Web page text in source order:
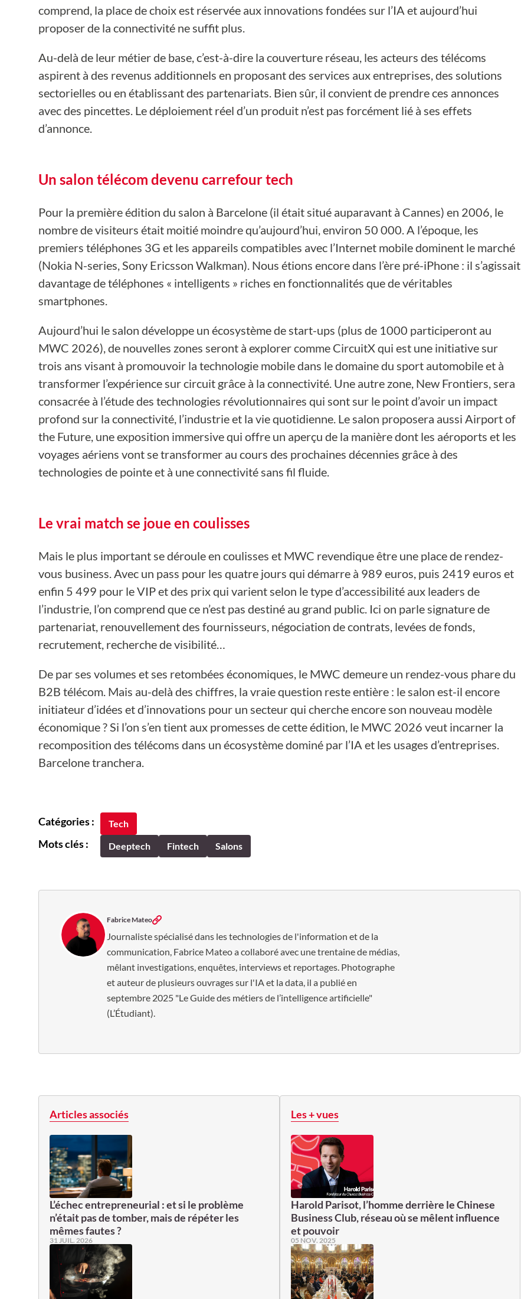
comprend, la place de choix est réservée aux innovations fondées sur l’IA et aujourd’hui
proposer de la connectivité ne suffit plus.
Au-delà de leur métier de base, c’est-à-dire la couverture réseau, les acteurs des télécoms
aspirent à des revenus additionnels en proposant des services aux entreprises, des solutions
sectorielles ou en établissant des partenariats. Bien sûr, il convient de prendre ces annonces
avec des pincettes. Le déploiement réel d’un produit n’est pas forcément lié à ses effets
d’annonce.
Un salon télécom devenu carrefour tech
Pour la première édition du salon à Barcelone (il était situé auparavant à Cannes) en 2006, le
nombre de visiteurs était moitié moindre qu’aujourd’hui, environ 50 000. A l’époque, les
premiers téléphones 3G et les appareils compatibles avec l’Internet mobile dominent le marché
(Nokia N-series, Sony Ericsson Walkman). Nous étions encore dans l’ère pré-iPhone : il s’agissait
davantage de téléphones « intelligents » riches en fonctionnalités que de véritables
smartphones.
Aujourd’hui le salon développe un écosystème de start-ups (plus de 1000 participeront au
MWC 2026), de nouvelles zones seront à explorer comme CircuitX qui est une initiative sur
trois ans visant à promouvoir la technologie mobile dans le domaine du sport automobile et à
transformer l’expérience sur circuit grâce à la connectivité. Une autre zone, New Frontiers, sera
consacrée à l’étude des technologies révolutionnaires qui sont sur le point d’avoir un impact
profond sur la connectivité, l’industrie et la vie quotidienne. Le salon proposera aussi Airport of
the Future, une exposition immersive qui offre un aperçu de la manière dont les aéroports et les
voyages aériens vont se transformer au cours des prochaines décennies grâce à des
technologies de pointe et à une connectivité sans fil fluide.
Le vrai match se joue en coulisses
Mais le plus important se déroule en coulisses et MWC revendique être une place de rendez-
vous business. Avec un pass pour les quatre jours qui démarre à 989 euros, puis 2419 euros et
enfin 5 499 pour le VIP et des prix qui varient selon le type d’accessibilité aux leaders de
l’industrie, l’on comprend que ce n’est pas destiné au grand public. Ici on parle signature de
partenariat, renouvellement des fournisseurs, négociation de contrats, levées de fonds,
recrutement, recherche de visibilité…
De par ses volumes et ses retombées économiques, le MWC demeure un rendez-vous phare du
B2B télécom. Mais au-delà des chiffres, la vraie question reste entière : le salon est-il encore
initiateur d’idées et d’innovations pour un secteur qui cherche encore son nouveau modèle
économique ? Si l’on s’en tient aux promesses de cette édition, le MWC 2026 veut incarner la
recomposition des télécoms dans un écosystème dominé par l’IA et les usages d’entreprises.
Barcelone tranchera.
Catégories : Tech
Mots clés : Deeptech Fintech Salons
Fabrice Mateo
Journaliste spécialisé dans les technologies de l'information et de la
communication, Fabrice Mateo a collaboré avec une trentaine de médias,
mêlant investigations, enquêtes, interviews et reportages. Photographe
et auteur de plusieurs ouvrages sur l'IA et la data, il a publié en
septembre 2025 "Le Guide des métiers de l’intelligence artificielle"
(L’Étudiant).
Articles associés
L’échec entrepreneurial : et si le problème
n’était pas de tomber, mais de répéter les
mêmes fautes ?
31 JUIL. 2026
Les + vues
Harold Parisot, l’homme derrière le Chinese
Business Club, réseau où se mêlent influence
et pouvoir
05 NOV. 2025